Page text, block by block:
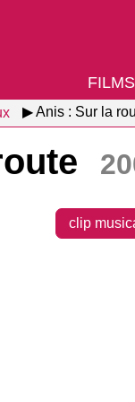
FILMS
Anis : Sur la
clip